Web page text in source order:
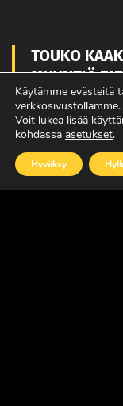
TOUKO
MYYNTIÄ
LUE LISÄÄ
POWER
Käytämme evästeitä
verkkosivustollamme.
Voit lukea lisää
kohdassa asetukset.
Hyväksy